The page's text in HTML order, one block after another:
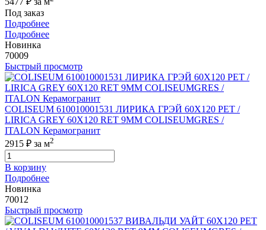
Под заказ
Подробнее
Подробнее
Новинка
70009
Быстрый просмотр
COLISEUM 610010001531 ЛИРИКА ГРЭЙ 60X120 РЕТ /
LIRICA GREY 60X120 RET 9MM COLISEUMGRES /
ITALON Керамогранит
2915 ₽ за м2
В корзину
Подробнее
Новинка
70012
Быстрый просмотр